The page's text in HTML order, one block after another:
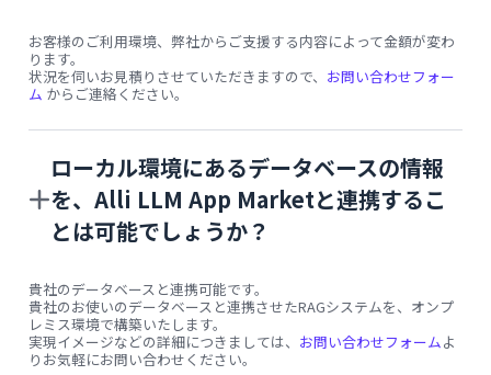
お客様のご利用環境、弊社からご支援する内容によって金額が変わ
ります。
状況を伺いお見積りさせていただきますので、 お問い合わせフォー
ム からご連絡ください。
ローカル環境にあるデータベースの情報
を、Alli LLM App Marketと連携するこ
とは可能でしょうか？
貴社のデータベースと連携可能です。
貴社のお使いのデータベースと連携させたRAGシステムを、オンプ
レミス環境で構築いたします。
実現イメージなどの詳細につきましては、 お問い合わせフォームよ
りお気軽にお問い合わせください。